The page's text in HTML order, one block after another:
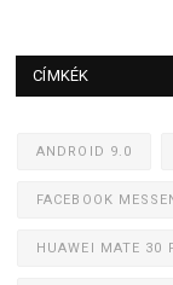
CÍMKÉK
ANDROID 9.0
FACEBOOK
HUAWEI MATE 30